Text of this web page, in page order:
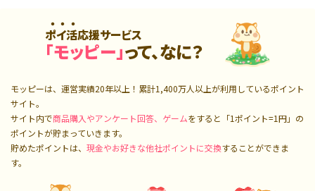
ポイ活応援サービス
「モッピー」って、なに？
モッピーは、運営実績20年以上！累計1,400万人以上が利用しているポイント
サイト。
サイト内で商品購入やアンケート回答、ゲームをすると「1ポイント=1円」の
ポイントが貯まっていきます。
貯めたポイントは、 現金やお好きな他社ポイントに交換することができま
す。